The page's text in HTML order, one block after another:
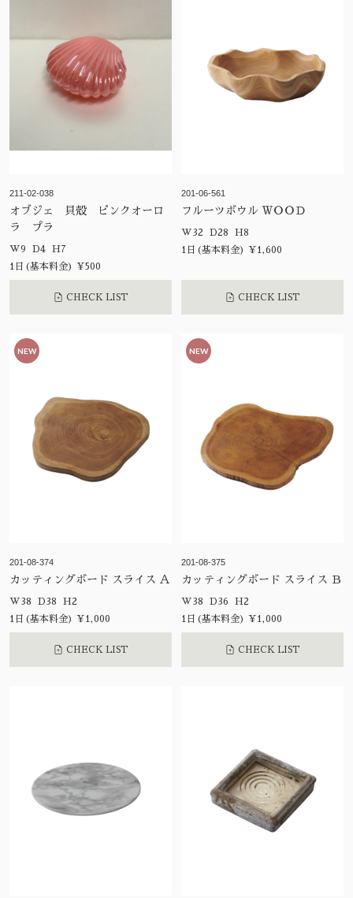
211-02-038
オブジェ 貝殻 ピンクオーロ
ラ プラ
W9 D4 H7
1日(基本料金) ¥500
CHECK LIST
201-06-561
フルーツボウル ＷＯＯＤ
W32 D28 H8
1日(基本料金) ¥1,600
CHECK LIST
NEW
201-08-374
カッティングボード スライス Ａ
W38 D38 H2
1日(基本料金) ¥1,000
CHECK LIST
NEW
201-08-375
カッティングボード スライス Ｂ
W38 D36 H2
1日(基本料金) ¥1,000
CHECK LIST